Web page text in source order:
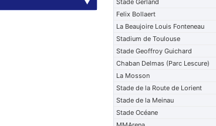
Stade Gerland
Felix Bollaert
La Beaujoire Louis Fonteneau
Stadium de Toulouse
Stade Geoffroy Guichard
Chaban Delmas (Parc Lescure)
La Mosson
Stade de la Route de Lorient
Stade de la Meinau
Stade Océane